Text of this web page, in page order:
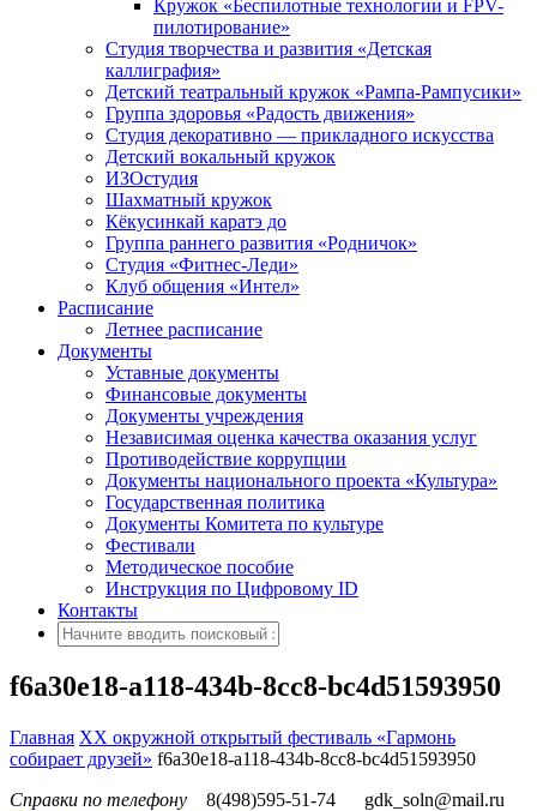
Кружок «Беспилотные технологии и FPV-
пилотирование»
Студия творчества и развития «Детская
каллиграфия»
Детский театральный кружок «Рампа-Рампусики»
Группа здоровья «Радость движения»
Студия декоративно — прикладного искусства
Детский вокальный кружок
ИЗОстудия
Шахматный кружок
Кёкусинкай каратэ до
Группа раннего развития «Родничок»
Cтудия «Фитнес-Леди»
Клуб общения «Интел»
Расписание
Летнее расписание
Документы
Уставные документы
Финансовые документы
Документы учреждения
Независимая оценка качества оказания услуг
Противодействие коррупции
Документы национального проекта «Культура»
Государственная политика
Документы Комитета по культуре
Фестивали
Методическое пособие
Инструкция по Цифровому ID
Контакты
f6a30e18-a118-434b-8cc8-bc4d51593950
Главная XX окружной открытый фестиваль «Гармонь
собирает друзей» f6a30e18-a118-434b-8cc8-bc4d51593950
Справки по телефону
8(498)595-51-74
gdk_soln@mail.ru